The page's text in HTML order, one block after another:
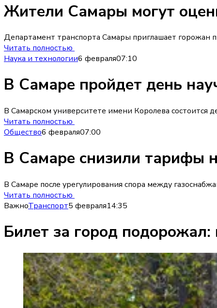
Жители Самары могут
Департамент транспорта Самары приглашает горожан
Читать полностью
Наука и технологии6 февраля07:10
В Самаре пройдет день
В Самарском университете имени Королева состоится
Читать полностью
Общество6 февраля07:00
В Самаре снизили тарифы
В Самаре после урегулирования спора между
Читать полностью
ВажноТранспорт5 февраля14:35
Билет за город